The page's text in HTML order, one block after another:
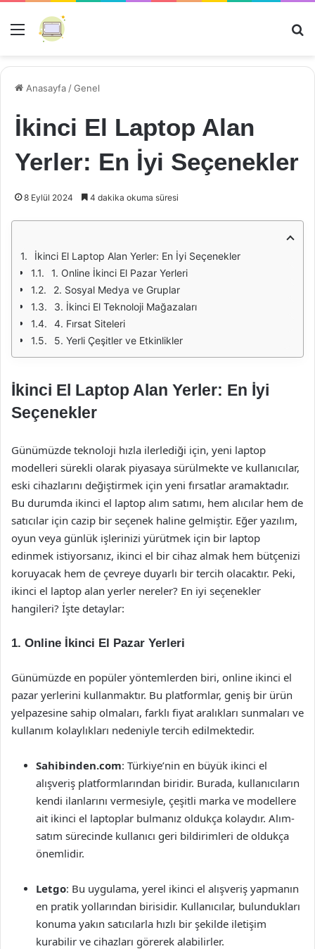
Menü
Anasayfa /Genel
İkinci El Laptop Alan
Yerler: En İyi Seçenekler
8 Eylül 2024 4 dakika okuma süresi
İkinci El Laptop Alan Yerler: En İyi Seçenekler
1. Online İkinci El Pazar Yerleri
2. Sosyal Medya ve Gruplar
3. İkinci El Teknoloji Mağazaları
4. Fırsat Siteleri
5. Yerli Çeşitler ve Etkinlikler
İkinci El Laptop Alan Yerler: En İyi
Seçenekler
Günümüzde teknoloji hızla ilerlediği için, yeni laptop
modelleri sürekli olarak piyasaya sürülmekte ve kullanıcılar,
eski cihazlarını değiştirmek için yeni fırsatlar aramaktadır.
Bu durumda ikinci el laptop alım satımı, hem alıcılar hem de
satıcılar için cazip bir seçenek haline gelmiştir. Eğer yazılım,
oyun veya günlük işlerinizi yürütmek için bir laptop
edinmek istiyorsanız, ikinci el bir cihaz almak hem bütçenizi
koruyacak hem de çevreye duyarlı bir tercih olacaktır. Peki,
ikinci el laptop alan yerler nereler? En iyi seçenekler
hangileri? İşte detaylar:
1. Online İkinci El Pazar Yerleri
Günümüzde en popüler yöntemlerden biri, online ikinci el
pazar yerlerini kullanmaktır. Bu platformlar, geniş bir ürün
yelpazesine sahip olmaları, farklı fiyat aralıkları sunmaları ve
kullanım kolaylıkları nedeniyle tercih edilmektedir.
Sahibinden.com: Türkiye’nin en büyük ikinci el
alışveriş platformlarından biridir. Burada, kullanıcıların
kendi ilanlarını vermesiyle, çeşitli marka ve modellere
ait ikinci el laptoplar bulmanız oldukça kolaydır. Alım-
satım sürecinde kullanıcı geri bildirimleri de oldukça
önemlidir.
Letgo: Bu uygulama, yerel ikinci el alışveriş yapmanın
en pratik yollarından birisidir. Kullanıcılar, bulundukları
konuma yakın satıcılarla hızlı bir şekilde iletişim
kurabilir ve cihazları görerek alabilirler.